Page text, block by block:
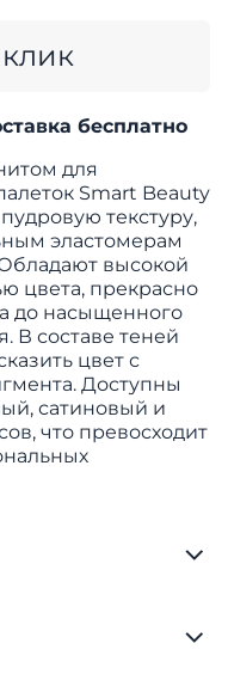
клик
бесплатно
для
Smart Beauty
текстуру,
эластомерам
высокой
цвета, прекрасно
до насыщенного
В составе теней
цвет с
Доступны
сатиновый и
что превосходит